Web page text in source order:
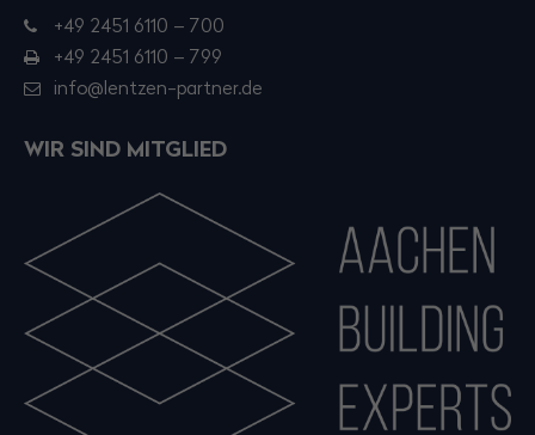
+49 2451 6110 – 700
+49 2451 6110 – 799
info@lentzen-partner.de
WIR SIND MITGLIED